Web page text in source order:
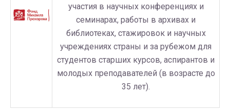
участия в научных конференциях и
семинарах, работы в архивах и
библиотеках, стажировок и научных
учреждениях страны и за рубежом для
студентов старших курсов, аспирантов и
молодых преподавателей (в возрасте до
35 лет).